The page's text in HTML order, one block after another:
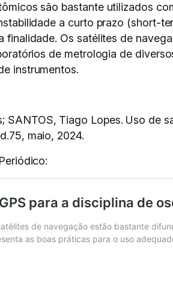
são bastante utilizados
a curto prazo (short-
finalidade. Os satélites de
de metrologia de
instrumentos.
SANTOS, Tiago Lopes. Uso de
maio, 2024.